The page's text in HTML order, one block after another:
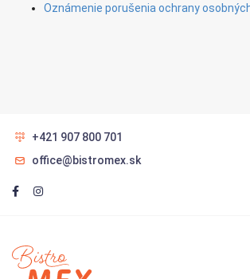
Oznámenie porušenia ochrany
+421 907 800 701
office@bistromex.sk